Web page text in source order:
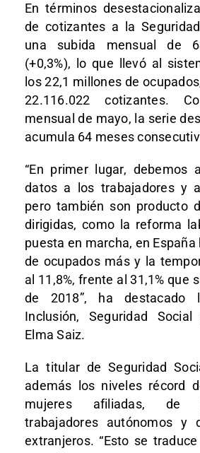
En términos
de cotizantes a la
una subida mensual de
(+0,3%), lo que llevó al
los 22,1 millones de
22.116.022 cotizantes.
mensual de mayo, la serie
acumula 64 meses
“En primer lugar, debemos
datos a los trabajadores y
pero también son producto
dirigidas, como la reforma
puesta en marcha, en
de ocupados más y la
al 11,8%, frente al 31,1% que
de 2018”, ha destacado
Inclusión, Seguridad
Elma Saiz.
La titular de Seguridad
además los niveles récord
mujeres afiliadas, de
trabajadores autónomos y
extranjeros. “Esto se